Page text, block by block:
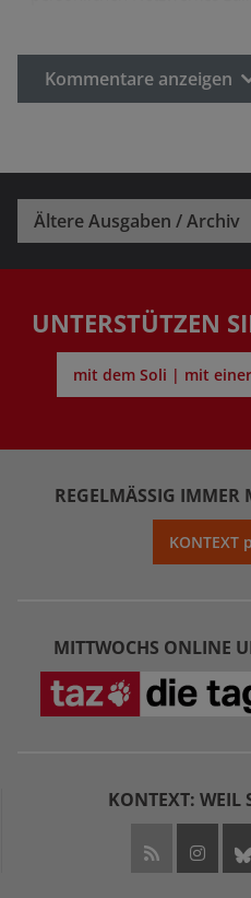
Kommentare anzeigen
Ältere Ausgaben / Archiv
UNTERSTÜTZEN
mit dem Soli | mit
REGELMÄSSIG IMMER
KONTEXT
MITTWOCHS ONLINE
KONTEXT: WEIL